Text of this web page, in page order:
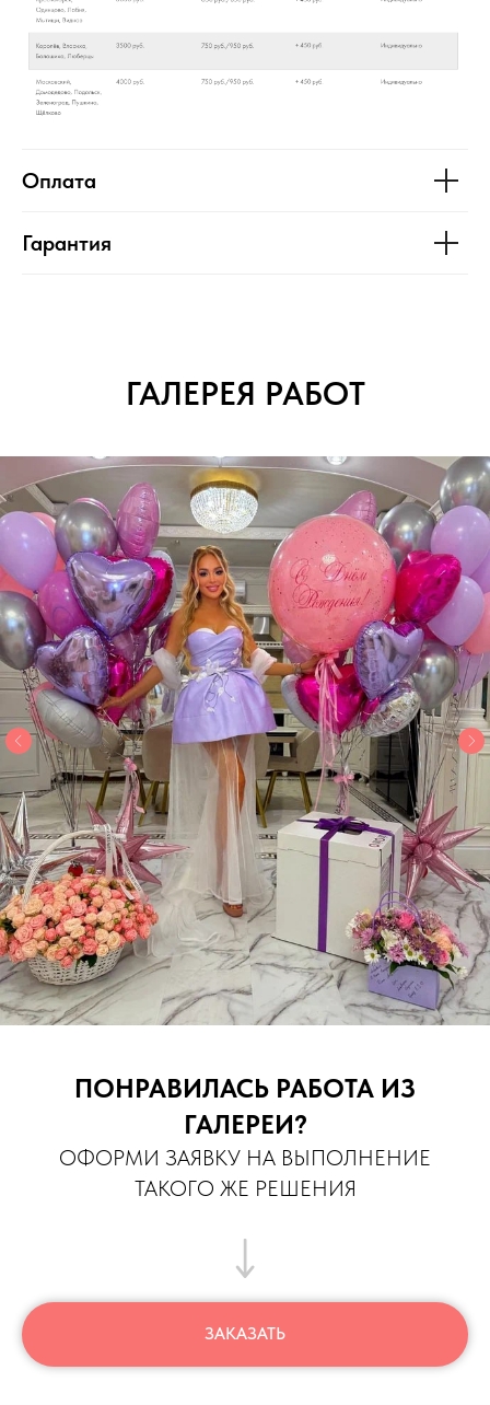
Оплата
Гарантия
ГАЛЕРЕЯ РАБОТ
ПОНРАВИЛАСЬ РАБОТА ИЗ
ГАЛЕРЕИ?
ОФОРМИ ЗАЯВКУ НА ВЫПОЛНЕНИЕ
ТАКОГО ЖЕ РЕШЕНИЯ
ЗАКАЗАТЬ